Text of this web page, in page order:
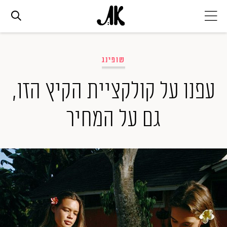
אופנה
ביוטי
סלבס
ערוצים נוספים
המגזין
שופינג
עפנו על קולקציית הקיץ הזו,
גם על המחיר